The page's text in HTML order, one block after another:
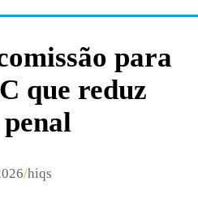
para
que reduz
/hiqs